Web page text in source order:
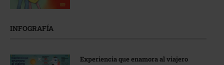
INFOGRAFÍA
Experiencia que enamora al viajero